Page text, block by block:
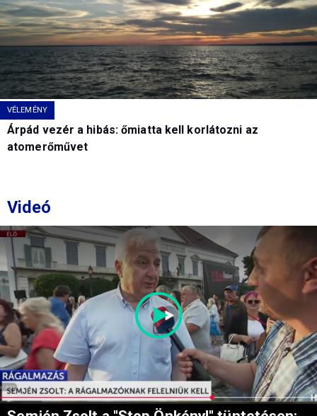
VÉLEMÉNY
Árpád vezér a hibás: őmiatta kell korlátozni az
atomerőművet
Videó